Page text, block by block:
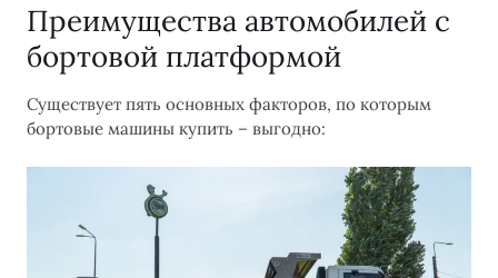
Преимущества автомобилей с
бортовой платформой
Существует пять основных факторов, по которым
бортовые машины купить – выгодно: